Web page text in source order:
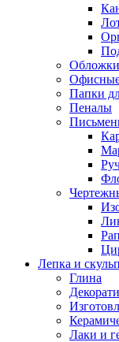
Обложки
Папки
Пеналы
Лепка и
Глина
Лаки и